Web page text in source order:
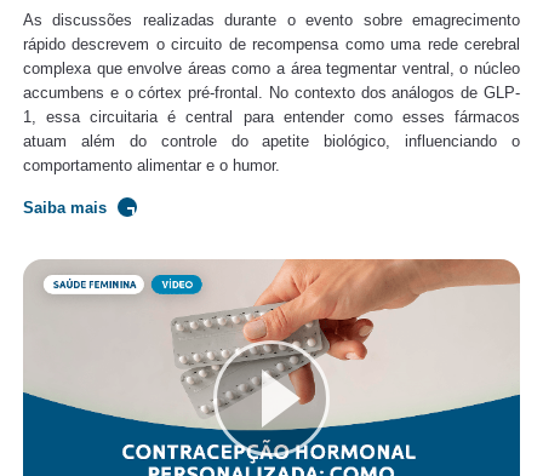
As discussões realizadas durante o evento sobre emagrecimento
rápido descrevem o circuito de recompensa como uma rede cerebral
complexa que envolve áreas como a área tegmentar ventral, o núcleo
accumbens e o córtex pré-frontal. No contexto dos análogos de GLP-
1, essa circuitaria é central para entender como esses fármacos
atuam além do controle do apetite biológico, influenciando o
comportamento alimentar e o humor.
Saiba mais